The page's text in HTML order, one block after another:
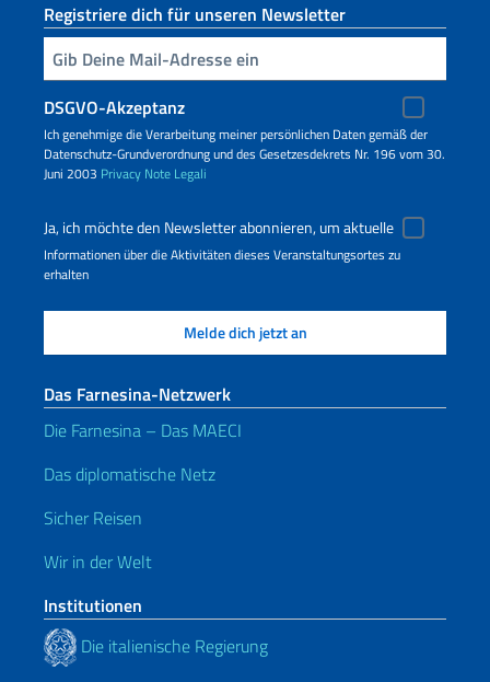
Registriere dich für unseren Newsletter
Geben Sie Ihre E-Mail ein
DSGVO-Akzeptanz
Ich genehmige die Verarbeitung meiner persönlichen Daten gemäß der
Datenschutz-Grundverordnung und des Gesetzesdekrets Nr. 196 vom 30.
Juni 2003 Privacy Note Legali
Ja, ich möchte den Newsletter abonnieren, um aktuelle
Informationen über die Aktivitäten dieses Veranstaltungsortes zu
erhalten
Das Farnesina-Netzwerk
Die Farnesina – Das MAECI
Das diplomatische Netz
Sicher Reisen
Wir in der Welt
Institutionen
Die italienische Regierung